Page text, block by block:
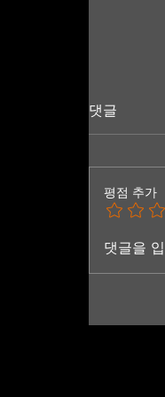
팜인프
댓글
평점 추가
댓글을